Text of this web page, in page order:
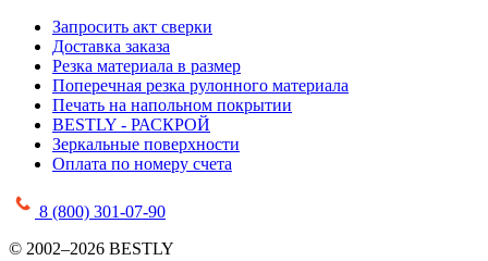
Запросить акт сверки
Доставка заказа
Резка материала в размер
Поперечная резка рулонного материала
Печать на напольном покрытии
BESTLY - РАСКРОЙ
Зеркальные поверхности
Оплата по номеру счета
8 (800) 301-07-90
© 2002–2026 BESTLY